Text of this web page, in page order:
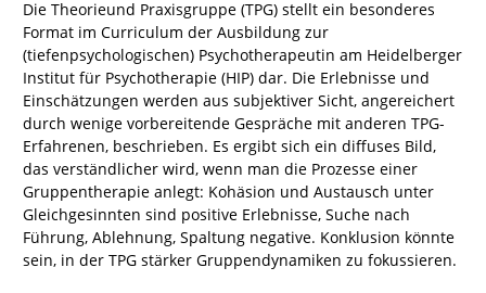
Die Theorieund Praxisgruppe (TPG) stellt ein besonderes
Format im Curriculum der Ausbildung zur
(tiefenpsychologischen) Psychotherapeutin am Heidelberger
Institut für Psychotherapie (HIP) dar. Die Erlebnisse und
Einschätzungen werden aus subjektiver Sicht, angereichert
durch wenige vorbereitende Gespräche mit anderen TPG-
Erfahrenen, beschrieben. Es ergibt sich ein diffuses Bild,
das verständlicher wird, wenn man die Prozesse einer
Gruppentherapie anlegt: Kohäsion und Austausch unter
Gleichgesinnten sind positive Erlebnisse, Suche nach
Führung, Ablehnung, Spaltung negative. Konklusion könnte
sein, in der TPG stärker Gruppendynamiken zu fokussieren.